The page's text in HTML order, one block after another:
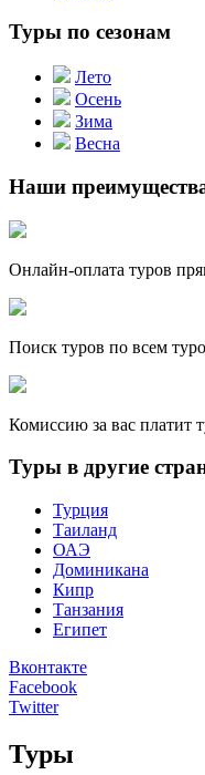
Туры по сезонам
Лето
Осень
Зима
Весна
Наши
Онлайн-оплата туров
Поиск туров по всем
Комиссию за вас платит
Туры в другие
Турция
Таиланд
ОАЭ
Доминикана
Кипр
Танзания
Египет
Вконтакте
Facebook
Twitter
Туры